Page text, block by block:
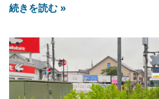
続きを読む »